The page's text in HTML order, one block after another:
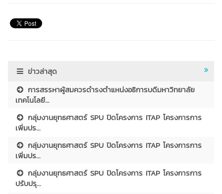
ข่าวล่าสุด
การสรรหาผู้สมควรดำรงตำแหน่งอธิการบดีมหาวิทยาลัย
เทคโนโลยี...
กลุ่มงานยุทธศาสตร์ SPU ปิดโครงการ ITAP โครงการการ
เพิ่มปร...
กลุ่มงานยุทธศาสตร์ SPU ปิดโครงการ ITAP โครงการการ
เพิ่มปร...
กลุ่มงานยุทธศาสตร์ SPU ปิดโครงการ ITAP โครงการการ
ปรับปรุ...